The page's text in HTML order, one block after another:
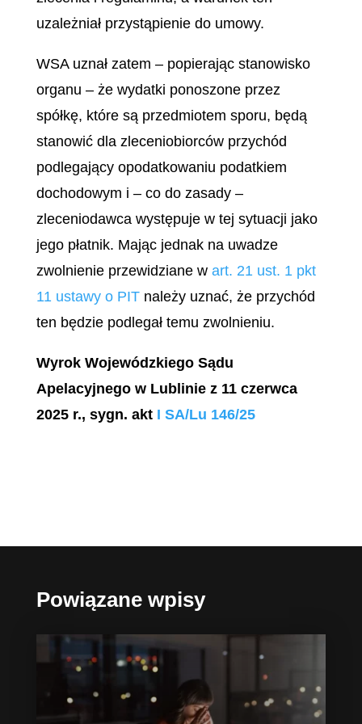
uzależniał przystąpienie do umowy.
WSA uznał zatem – popierając stanowisko
organu – że wydatki ponoszone przez
spółkę, które są przedmiotem sporu, będą
stanowić dla zleceniobiorców przychód
podlegający opodatkowaniu podatkiem
dochodowym i – co do zasady –
zleceniodawca występuje w tej sytuacji jako
jego płatnik. Mając jednak na uwadze
zwolnienie przewidziane w art. 21 ust. 1 pkt
11 ustawy o PITnależy uznać, że przychód
ten będzie podlegał temu zwolnieniu.
Wyrok Wojewódzkiego Sądu
Apelacyjnego w Lublinie z 11 czerwca
2025 r., sygn. akt I SA/Lu 146/25
Powiązane wpisy